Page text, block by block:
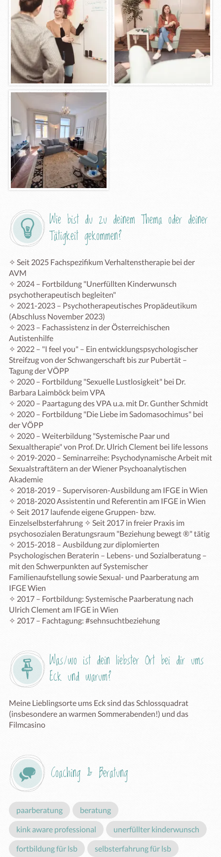
Wie bist du zu deinem Thema oder deiner
Tätigkeit gekommen?
✧ Seit 2025 Fachspezifikum Verhaltenstherapie bei der
AVM
✧ 2024 – Fortbildung "Unerfüllten Kinderwunsch
psychotherapeutisch begleiten"
✧ 2021-2023 – Psychotherapeutisches Propädeutikum
(Abschluss November 2023)
✧ 2023 – Fachassistenz in der Österreichischen
Autistenhilfe
✧ 2022 – "I feel you" – Ein entwicklungspsychologischer
Streifzug von der Schwangerschaft bis zur Pubertät –
Tagung der VÖPP
✧ 2020 – Fortbildung "Sexuelle Lustlosigkeit" bei Dr.
Barbara Laimböck beim VPA
✧ 2020 – Paartagung des VPA u.a. mit Dr. Gunther Schmidt
✧ 2020 – Fortbildung "Die Liebe im Sadomasochimus" bei
der VÖPP
✧ 2020 – Weiterbildung "Systemische Paar und
Sexualtherapie" von Prof. Dr. Ulrich Clement bei life lessons
✧ 2019-2020 – Seminarreihe: Psychodynamische Arbeit mit
Sexualstraftätern an der Wiener Psychoanalytischen
Akademie
✧ 2018-2019 – Supervisoren-Ausbildung am IFGE in Wien
✧ 2018-2020 Assistentin und Referentin am IFGE in Wien
✧ Seit 2017 laufende eigene Gruppen- bzw.
Einzelselbsterfahrung ✧ Seit 2017 in freier Praxis im
psychosozialen Beratungsraum "Beziehung bewegt ®" tätig
✧ 2015-2018 – Ausbildung zur diplomierten
Psychologischen Beraterin – Lebens- und Sozialberatung –
mit den Schwerpunkten auf Systemischer
Familienaufstellung sowie Sexual- und Paarberatung am
IFGE Wien
✧ 2017 – Fortbildung: Systemische Paarberatung nach
Ulrich Clement am IFGE in Wien
✧ 2017 – Fachtagung: #sehnsuchtbeziehung
Was/wo ist dein liebster Ort bei dir ums
Eck und warum?
Meine Lieblingsorte ums Eck sind das Schlossquadrat
(insbesondere an warmen Sommerabenden!) und das
Filmcasino
Coaching & Beratung
paarberatung beratung
kink aware professional unerfüllter kinderwunsch
fortbildung für lsb selbsterfahrung für lsb